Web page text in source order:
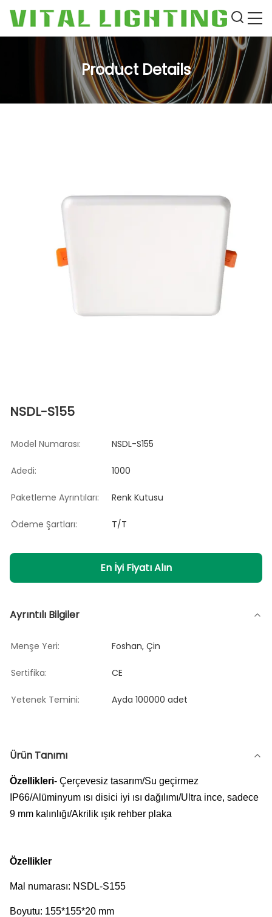
Product Details
NSDL-S155
Model Numarası: NSDL-S155
Adedi: 1000
Paketleme Ayrıntıları: Renk Kutusu
Ödeme Şartları: T/T
En İyi Fiyatı Alın
Ayrıntılı Bilgiler
Menşe Yeri: Foshan, Çin
Sertifika: CE
Yetenek Temini: Ayda 100000 adet
Ürün Tanımı
Özellikleri- Çerçevesiz tasarım/Su geçirmez
IP66/Alüminyum ısı disici iyi ısı dağılımı/Ultra ince, sadece
9 mm kalınlığı/Akrilik ışık rehber plaka
Özellikler
Mal numarası: NSDL-S155
Boyutu: 155*155*20 mm